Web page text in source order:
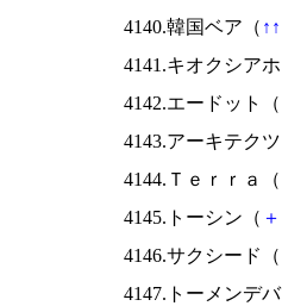
4140.韓国ベア（ ↑ ↑
4141.キオクシア
4142.エードット（
4143.アーキテク
4144.Ｔｅｒｒａ（
4145.トーシン（ ＋
4146.サクシード（
4147.トーメンデ